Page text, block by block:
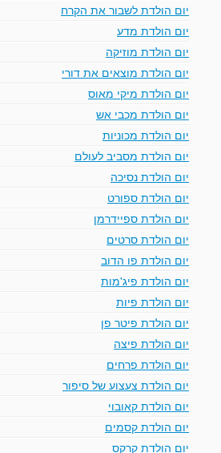
יום הולדת לשבור את הקרח
יום הולדת מדע
יום הולדת מוזיקה
יום הולדת מוצאים את דורי
יום הולדת מיקי מאוס
יום הולדת מכבי אש
יום הולדת מכוניות
יום הולדת מסביב לעולם
יום הולדת נסיכה
יום הולדת ספורט
יום הולדת ספיידרמן
יום הולדת סרטים
יום הולדת פו הדוב
יום הולדת פיג'מות
יום הולדת פיות
יום הולדת פיטר פן
יום הולדת פיצה
יום הולדת פרחים
יום הולדת צעצוע של סיפור
יום הולדת קאובוי
יום הולדת קסמים
יום הולדת קרקס